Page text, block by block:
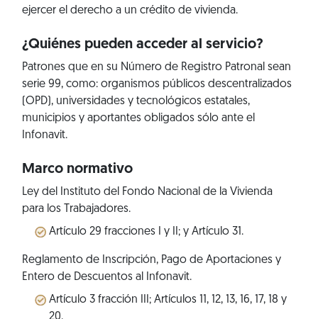
ejercer el derecho a un crédito de vivienda.
¿Quiénes pueden acceder al servicio?
Patrones que en su Número de Registro Patronal sean
serie 99, como: organismos públicos descentralizados
(OPD), universidades y tecnológicos estatales,
municipios y aportantes obligados sólo ante el
Infonavit.
Marco normativo
Ley del Instituto del Fondo Nacional de la Vivienda
para los Trabajadores.
Artículo 29 fracciones I y II; y Artículo 31.
Reglamento de Inscripción, Pago de Aportaciones y
Entero de Descuentos al Infonavit.
Artículo 3 fracción III; Artículos 11, 12, 13, 16, 17, 18 y